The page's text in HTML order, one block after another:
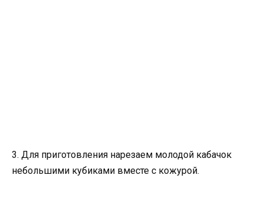
3. Для приготовления нарезаем молодой кабачок
небольшими кубиками вместе с кожурой.